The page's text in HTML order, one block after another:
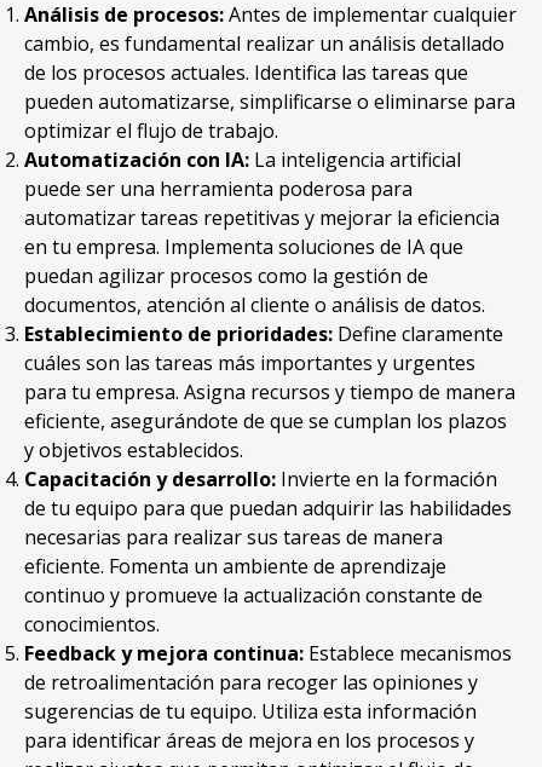
Análisis de procesos:Antes de implementar cualquier
cambio, es fundamental realizar un análisis detallado
de los procesos actuales. Identifica las tareas que
pueden automatizarse, simplificarse o eliminarse para
optimizar el flujo de trabajo.
Automatización con IA: La inteligencia artificial
puede ser una herramienta poderosa para
automatizar tareas repetitivas y mejorar la eficiencia
en tu empresa. Implementa soluciones de IA que
puedan agilizar procesos como la gestión de
documentos, atención al cliente o análisis de datos.
Establecimiento de prioridades: Define claramente
cuáles son las tareas más importantes y urgentes
para tu empresa. Asigna recursos y tiempo de manera
eficiente, asegurándote de que se cumplan los plazos
y objetivos establecidos.
Capacitación y desarrollo: Invierte en la formación
de tu equipo para que puedan adquirir las habilidades
necesarias para realizar sus tareas de manera
eficiente. Fomenta un ambiente de aprendizaje
continuo y promueve la actualización constante de
conocimientos.
Feedback y mejora continua: Establece mecanismos
de retroalimentación para recoger las opiniones y
sugerencias de tu equipo. Utiliza esta información
para identificar áreas de mejora en los procesos y